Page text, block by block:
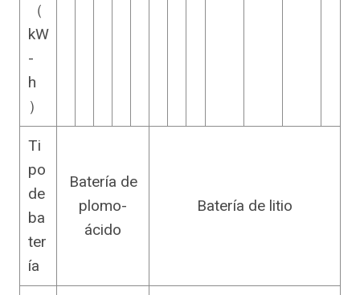
（
kW
-
h
）
Ti
po
de
ba
ter
ía
Batería de
plomo-
ácido
Batería de litio